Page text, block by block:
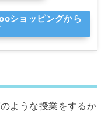
ショッピングから
ような授業をするか